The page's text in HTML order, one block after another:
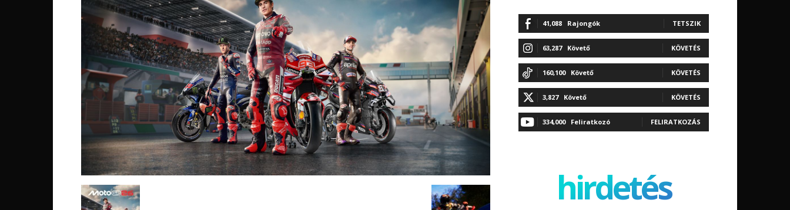
41,088 Rajongók TETSZIK
63,287 Követő KÖVETÉS
160,100 Követő KÖVETÉS
3,827 Követő KÖVETÉS
334,000 Feliratkozó FELIRATKOZÁS
hirdetés